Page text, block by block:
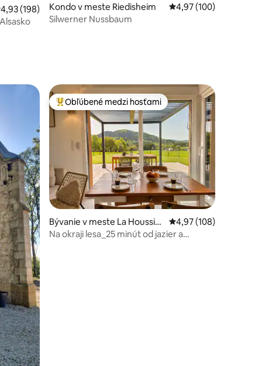
326ohodnotenie 4,93 z 5, počet hodnotení: 198
4,93 (198)
Kondo v meste Riedisheim Priemerné
4,97 (100)
Silwerner Nussbaum
105
Najobľúbenejšie medzi hosťami
Obľúbené medzi hosťami
Bývanie v meste La Houssièr
e
Priemerné
4,97 (108)
Na okraji lesa_25 minút od jazier a